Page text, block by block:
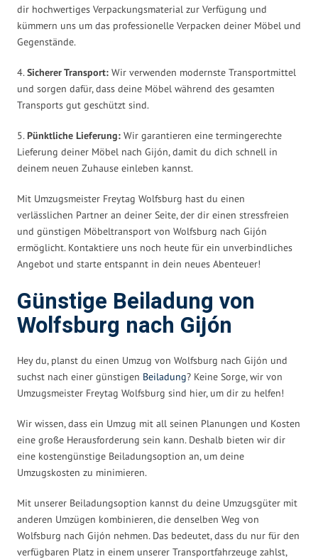
dir hochwertiges Verpackungsmaterial zur Verfügung und
kümmern uns um das professionelle Verpacken deiner Möbel und
Gegenstände.
4.Sicherer Transport: Wir verwenden modernste Transportmittel
und sorgen dafür, dass deine Möbel während des gesamten
Transports gut geschützt sind.
5.Pünktliche Lieferung: Wir garantieren eine termingerechte
Lieferung deiner Möbel nach Gijón, damit du dich schnell in
deinem neuen Zuhause einleben kannst.
Mit Umzugsmeister Freytag Wolfsburg hast du einen
verlässlichen Partner an deiner Seite, der dir einen stressfreien
und günstigen Möbeltransport von Wolfsburg nach Gijón
ermöglicht. Kontaktiere uns noch heute für ein unverbindliches
Angebot und starte entspannt in dein neues Abenteuer!
Günstige Beiladung von
Wolfsburg nach Gijón
Hey du, planst du einen Umzug von Wolfsburg nach Gijón und
suchst nach einer günstigen Beiladung? Keine Sorge, wir von
Umzugsmeister Freytag Wolfsburg sind hier, um dir zu helfen!
Wir wissen, dass ein Umzug mit all seinen Planungen und Kosten
eine große Herausforderung sein kann. Deshalb bieten wir dir
eine kostengünstige Beiladungsoption an, um deine
Umzugskosten zu minimieren.
Mit unserer Beiladungsoption kannst du deine Umzugsgüter mit
anderen Umzügen kombinieren, die denselben Weg von
Wolfsburg nach Gijón nehmen. Das bedeutet, dass du nur für den
verfügbaren Platz in einem unserer Transportfahrzeuge zahlst,